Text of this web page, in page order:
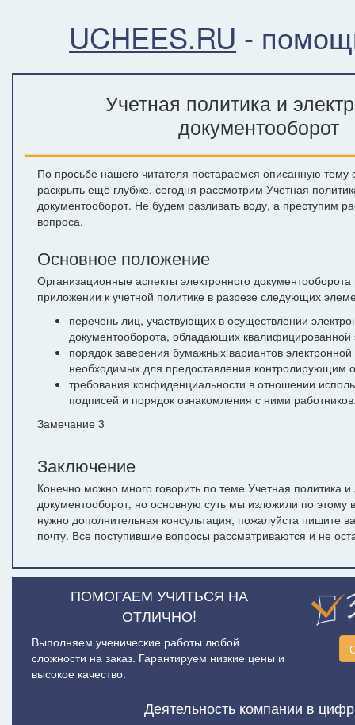
UCHEES.RU -
Учетная политика и
документооборот
По просьбе нашего читателя постараемся описанную тему
раскрыть ещё глубже, сегодня рассмотрим Учетная
документооборот. Не будем разливать воду, а преступим
вопроса.
Основное положение
Организационные аспекты электронного
приложении к учетной политике в разрезе следующих
перечень лиц, участвующих в осуществлении
документооборота, обладающих квалифицированной
порядок заверения бумажных вариантов
необходимых для предоставления контролирующим
требования конфиденциальности в отношении
подписей и порядок ознакомления с ними
Замечание 3
Заключение
Конечно можно много говорить по теме Учетная политика
документооборот, но основную суть мы изложили по этому
нужно дополнительная консультация, пожалуйста пишите
почту. Все поступившие вопросы рассматриваются и не
ПОМОГАЕМ УЧИТЬСЯ НА
ОТЛИЧНО!
Выполняем ученические работы любой
сложности на заказ. Гарантируем низкие цены и
высокое качество.
Деятельность компании в